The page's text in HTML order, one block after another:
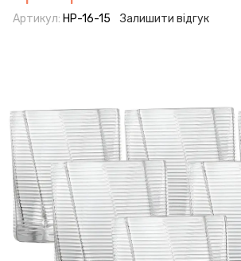
Артикул: HP-16-15 Залишити відгук